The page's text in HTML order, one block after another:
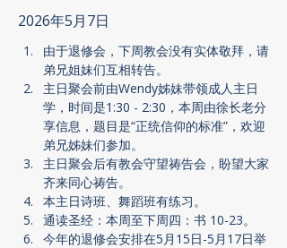
2026年5月7日
由于退修会，下周教会没有实体敬拜，请
弟兄姐妹们互相转告。
主日聚会前由Wendy姊妹带领成人主日
学，时间是1:30 - 2:30，本周由徐长老分
享信息，题目是“正统信仰的标准”，欢迎
弟兄姊妹们参加。
主日聚会后有教会守望祷告会，盼望大家
齐来同心祷告。
本主日诗班、舞蹈班有练习。
通读圣经：本周至下周四：书 10-23。
今年的退修会安排在5月15日-5月17日举